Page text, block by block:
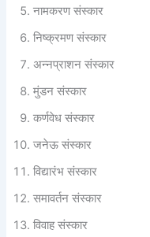
नामकरण संस्कार
निष्क्रमण संस्कार
अन्नप्राशन संस्कार
मुंडन संस्कार
कर्णवेध संस्कार
जनेऊ संस्कार
विद्यारंभ संस्कार
समावर्तन संस्कार
विवाह संस्कार